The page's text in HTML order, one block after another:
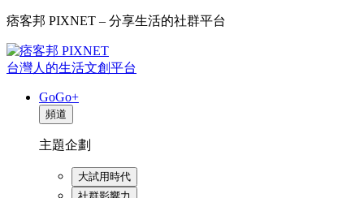
痞客邦 PIXNET – 分享生活的社群平台
台灣人的生活文創平台
GoGo+
頻道
主題企劃
大試用時代